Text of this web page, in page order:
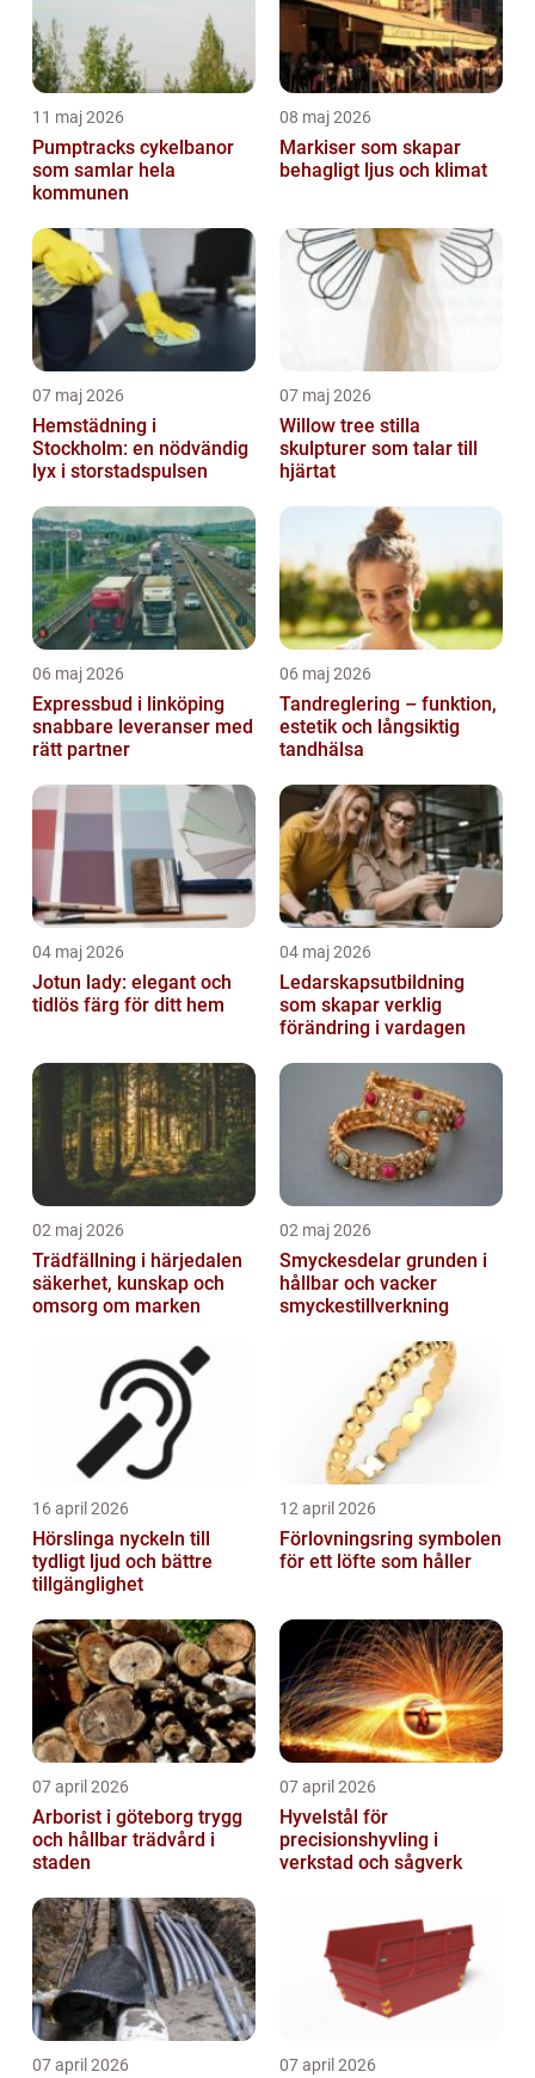
11 maj 2026
Pumptracks cykelbanor
som samlar hela
kommunen
08 maj 2026
Markiser som skapar
behagligt ljus och klimat
07 maj 2026
Hemstädning i
Stockholm: en nödvändig
lyx i storstadspulsen
07 maj 2026
Willow tree stilla
skulpturer som talar till
hjärtat
06 maj 2026
Expressbud i linköping
snabbare leveranser med
rätt partner
06 maj 2026
Tandreglering – funktion,
estetik och långsiktig
tandhälsa
04 maj 2026
Jotun lady: elegant och
tidlös färg för ditt hem
04 maj 2026
Ledarskapsutbildning
som skapar verklig
förändring i vardagen
02 maj 2026
Trädfällning i härjedalen
säkerhet, kunskap och
omsorg om marken
02 maj 2026
Smyckesdelar grunden i
hållbar och vacker
smyckestillverkning
16 april 2026
Hörslinga nyckeln till
tydligt ljud och bättre
tillgänglighet
12 april 2026
Förlovningsring symbolen
för ett löfte som håller
07 april 2026
Arborist i göteborg trygg
och hållbar trädvård i
staden
07 april 2026
Hyvelstål för
precisionshyvling i
verkstad och sågverk
07 april 2026 07 april 2026